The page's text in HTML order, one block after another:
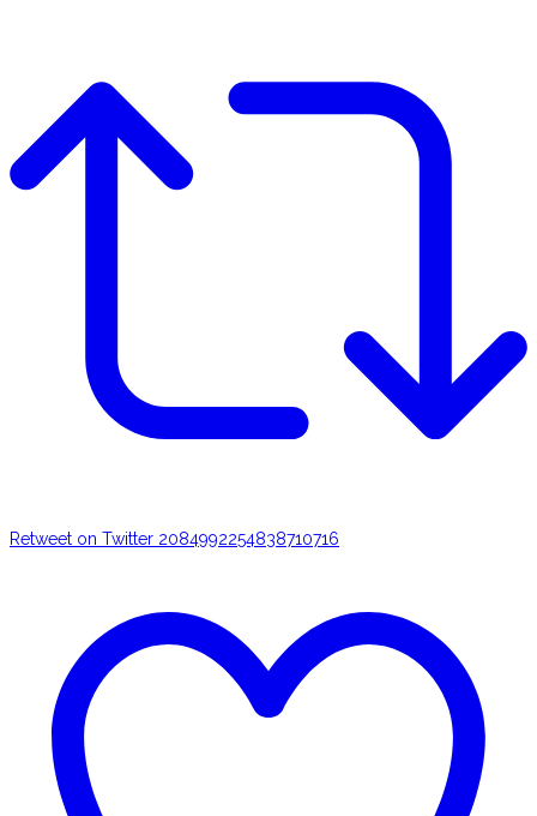
Retweet on Twitter 2084992254838710716